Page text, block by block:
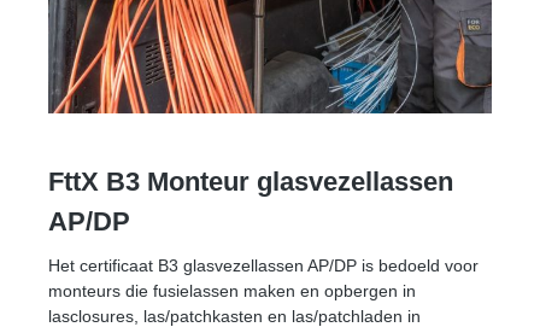
FttX B3 Monteur glasvezellassen
AP/DP
Het certificaat B3 glasvezellassen AP/DP is bedoeld voor
monteurs die fusielassen maken en opbergen in
lasclosures, las/patchkasten en las/patchladen in